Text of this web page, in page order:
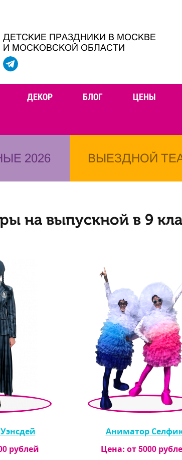
ДЕТСКИЕ ПРАЗДНИКИ В МОСКВЕ
И МОСКОВСКОЙ ОБЛАСТИ
ДЕКОР БЛОГ ЦЕНЫ
2026 ВЫЕЗДНОЙ
на выпускной в 9
рублей
Аниматор
Цена: от5000